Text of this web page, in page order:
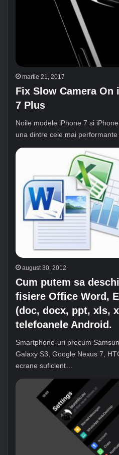
martie 21, 2017
Fix Slow Camera On
7 Plus
Noile modele iPhone 7 si
una dintre cele mai
august 30, 2012
Cum putem sa
fisiere Office Word,
(doc, docx, ppt, xls,
telefoanele Android.
Smartphone-uri precum
Galaxy S3, Google Nexus 7,
ecrane suficient…